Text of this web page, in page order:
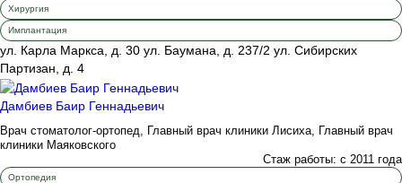
Хирургия
Имплантация
ул. Карла Маркса, д. 30 ул. Баумана, д. 237/2 ул. Сибирских
Партизан, д. 4
Дамбиев Баир Геннадьевич
Врач стоматолог-ортопед, Главный врач клиники Лисиха, Главный врач
клиники Маяковского
Стаж работы: с 2011 года
Ортопедия